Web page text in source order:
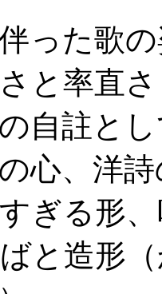
った歌
と率直
自註と
心、洋
ぎる形
と造形